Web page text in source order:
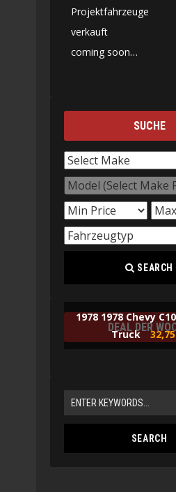
Projektfahrzeuge
verkauft
coming soon…
SUCHE
SEARCH
DEAL DER
1978 1978 Chevy
Truck